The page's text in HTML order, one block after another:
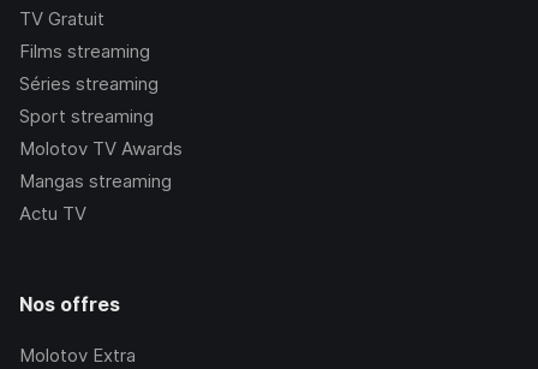
TV Gratuit
Films streaming
Séries streaming
Sport streaming
Molotov TV Awards
Mangas streaming
Actu TV
Nos offres
Molotov Extra